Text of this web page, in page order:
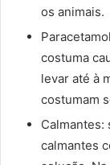
os animais.
costuma
levar até à
costumam
calmantes